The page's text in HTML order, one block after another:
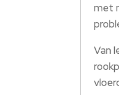
met
Van